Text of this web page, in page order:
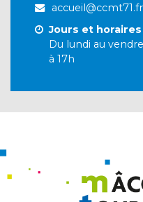
accueil@ccmt71.fr
Jours et
Du lundi au
à 17h